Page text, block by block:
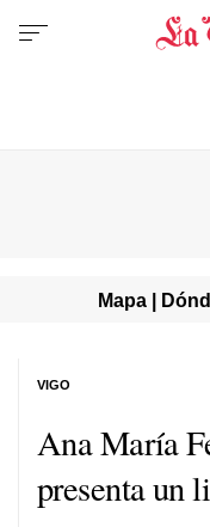
Mapa |
Ana María
presenta un
VIGO